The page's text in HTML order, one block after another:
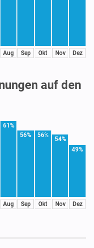
Aug Sep Okt Nov Dez
auf den
61%
Aug
56%
Sep
56%
Okt
54%
Nov
49%
Dez